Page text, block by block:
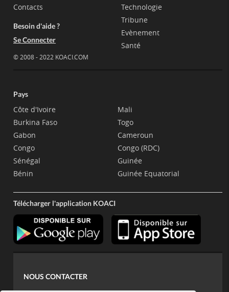
Contacts
Besoin d'aide ?
Se Connecter
© 2008 - 2022 KOACI.COM
Technologie
Tribune
Evènement
Santé
Pays
Côte d'Ivoire
Burkina Faso
Gabon
Congo
Sénégal
Bénin
Mali
Togo
Cameroun
Congo (RDC)
Guinée
Guinée Equatorial
Télécharger l'application KOACI
NOUS CONTACTER